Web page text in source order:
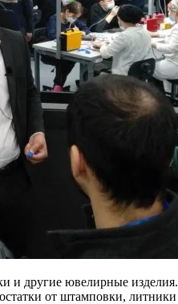
и другие ювелирные изделия.
от штамповки,